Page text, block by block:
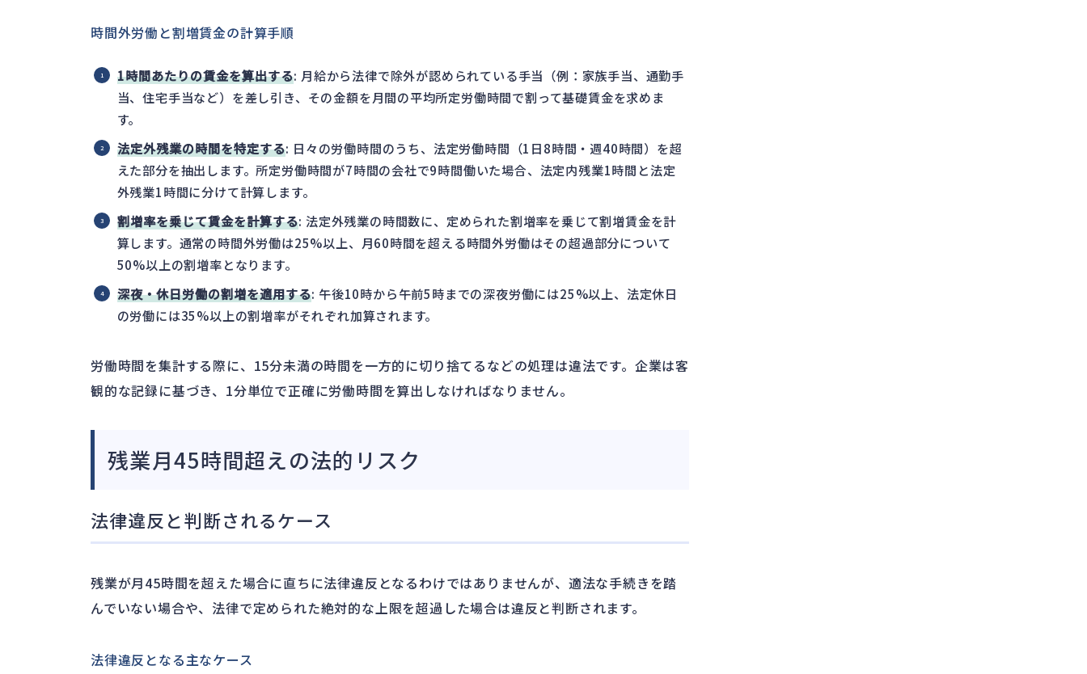
時間外労働と割増賃金の計算手順
1時間あたりの賃金を算出する: 月給から法律で除外が認められている手当（例：家族手当、通勤手
当、住宅手当など）を差し引き、その金額を月間の平均所定労働時間で割って基礎賃金を求めま
す。
法定外残業の時間を特定する: 日々の労働時間のうち、法定労働時間（1日8時間・週40時間）を超
えた部分を抽出します。所定労働時間が7時間の会社で9時間働いた場合、法定内残業1時間と法定
外残業1時間に分けて計算します。
割増率を乗じて賃金を計算する: 法定外残業の時間数に、定められた割増率を乗じて割増賃金を計
算します。通常の時間外労働は25%以上、月60時間を超える時間外労働はその超過部分について
50%以上の割増率となります。
深夜・休日労働の割増を適用する: 午後10時から午前5時までの深夜労働には25%以上、法定休日
の労働には35%以上の割増率がそれぞれ加算されます。
労働時間を集計する際に、15分未満の時間を一方的に切り捨てるなどの処理は違法です。企業は客
観的な記録に基づき、1分単位で正確に労働時間を算出しなければなりません。
残業月45時間超えの法的リスク
法律違反と判断されるケース
残業が月45時間を超えた場合に直ちに法律違反となるわけではありませんが、適法な手続きを踏
んでいない場合や、法律で定められた絶対的な上限を超過した場合は違反と判断されます。
法律違反となる主なケース